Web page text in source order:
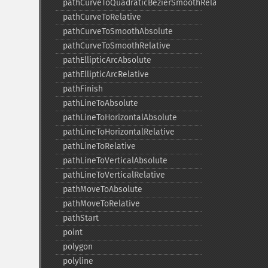
pathCurveToQuadraticBezierSmoothRelative
pathCurveToRelative
pathCurveToSmoothAbsolute
pathCurveToSmoothRelative
pathEllipticArcAbsolute
pathEllipticArcRelative
pathFinish
pathLineToAbsolute
pathLineToHorizontalAbsolute
pathLineToHorizontalRelative
pathLineToRelative
pathLineToVerticalAbsolute
pathLineToVerticalRelative
pathMoveToAbsolute
pathMoveToRelative
pathStart
point
polygon
polyline